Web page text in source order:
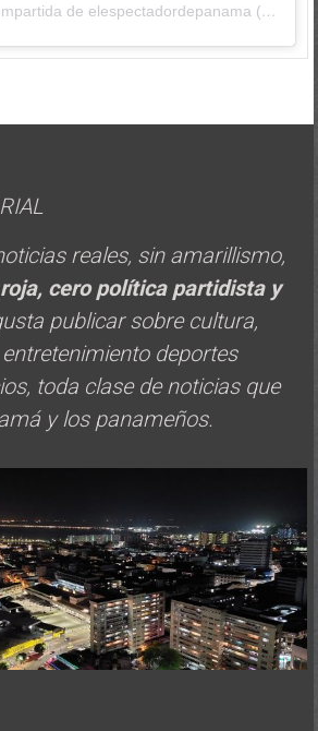
Una publicación compartida de elespectadordepanama (@elespectadordepanama)
reales, sin amarillismo,
cero política partidista y
publicar sobre cultura,
deportes
toda clase de noticias que
y los panameños.